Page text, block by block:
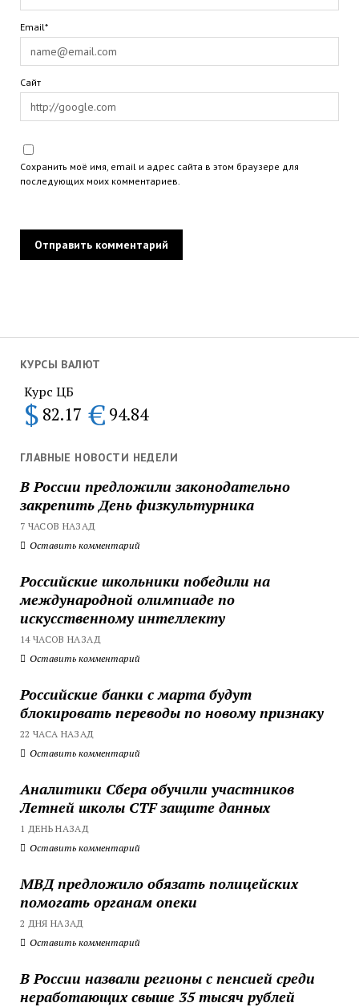
КУРСЫ ВАЛЮТ
Курс ЦБ
$ 82.17 € 94.84
ГЛАВНЫЕ НОВОСТИ НЕДЕЛИ
В России предложили законодательно
закрепить День физкультурника
7 ЧАСОВ НАЗАД
Оставить комментарий
Российские школьники победили на
международной олимпиаде по
искусственному интеллекту
14 ЧАСОВ НАЗАД
Оставить комментарий
Российские банки с марта будут
блокировать переводы по новому признаку
22 ЧАСА НАЗАД
Оставить комментарий
Аналитики Сбера обучили участников
Летней школы CTF защите данных
1 ДЕНЬ НАЗАД
Оставить комментарий
МВД предложило обязать полицейских
помогать органам опеки
2 ДНЯ НАЗАД
Оставить комментарий
В России назвали регионы с пенсией среди
неработающих свыше 35 тысяч рублей
Email*
Сайт
Сохранить моё имя, email и адрес сайта в этом браузере для
последующих моих комментариев.